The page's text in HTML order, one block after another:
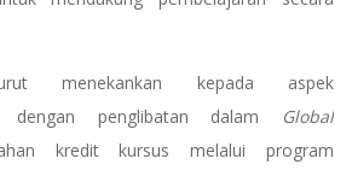
menekankan kepada aspek
dengan penglibatan dalam
Global
kredit kursus melalui program